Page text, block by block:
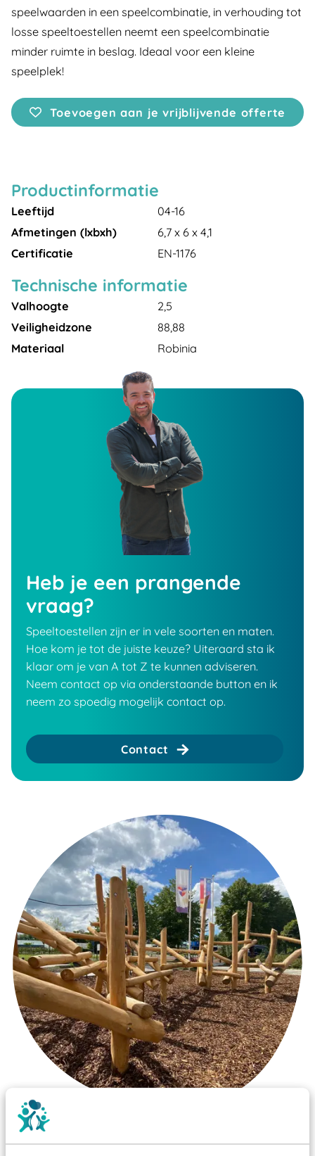
speelwaarden in een speelcombinatie, in verhouding tot
losse speeltoestellen neemt een speelcombinatie
minder ruimte in beslag. Ideaal voor een kleine
speelplek!
Toevoegen aan je vrijblijvende offerte
Productinformatie
Leeftijd
04-16
Afmetingen (lxbxh)
6,7 x 6 x 4,1
Certificatie
EN-1176
Technische informatie
Valhoogte
2,5
Veiligheidzone
88,88
Materiaal
Robinia
Heb je een prangende
vraag?
Speeltoestellen zijn er in vele soorten en maten.
Hoe kom je tot de juiste keuze? Uiteraard sta ik
klaar om je van A tot Z te kunnen adviseren.
Neem contact op via onderstaande button en ik
neem zo spoedig mogelijk contact op.
Contact
Wist je dat: